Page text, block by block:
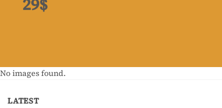
No images found.
LATEST